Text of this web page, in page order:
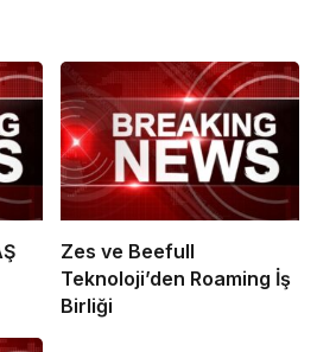
Zes ve Beefull
Teknoloji’den Roaming İş
Birliği